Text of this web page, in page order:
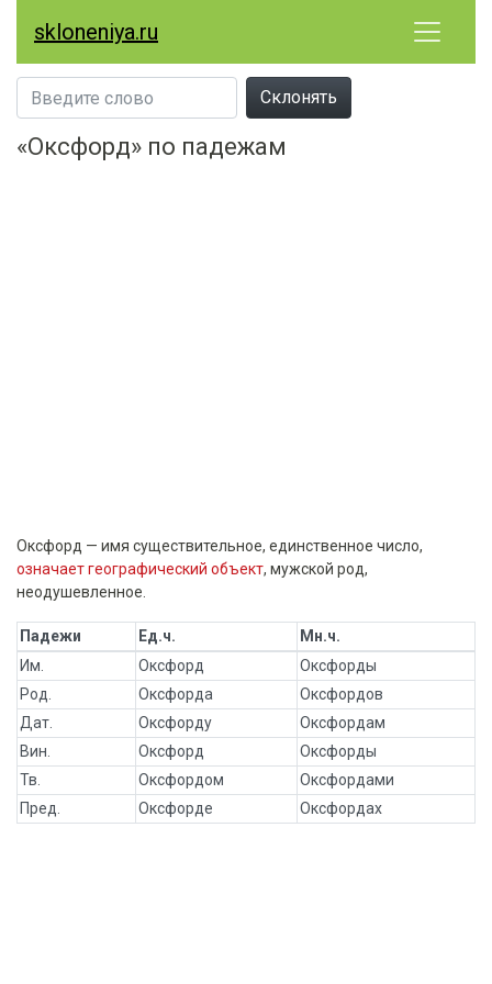
skloneniya.ru
Склонять
«Оксфорд» по падежам
Оксфорд — имя существительное, единственное число,
означает географический объект, мужской род,
неодушевленное.
Падежи Ед.ч.
Мн.ч.
Им.
Оксфорд
Оксфорды
Род.
Оксфорда
Оксфордов
Дат.
Оксфорду
Оксфордам
Вин.
Оксфорд
Оксфорды
Тв.
Оксфордом
Оксфордами
Пред.
Оксфорде Оксфордах